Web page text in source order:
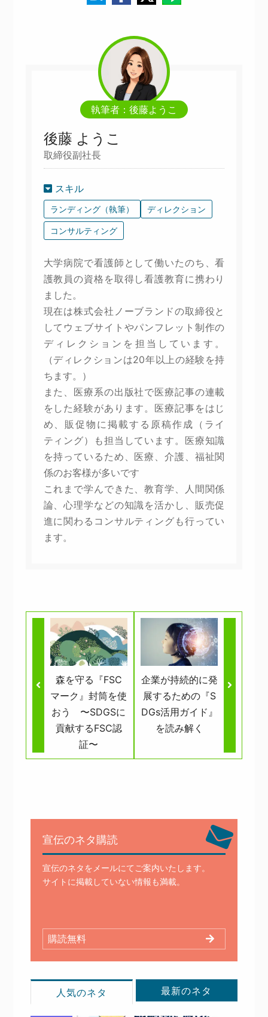
執筆者：後藤ようこ
後藤 ようこ
取締役副社長
スキル
ランディング（執筆） ディレクション
コンサルティング
大学病院で看護師として働いたのち、看
護教員の資格を取得し看護教育に携わり
ました。
現在は株式会社ノーブランドの取締役と
してウェブサイトやパンフレット制作の
ディレクションを担当しています。
（ディレクションは20年以上の経験を持
ちます。）
また、医療系の出版社で医療記事の連載
をした経験があります。医療記事をはじ
め、販促物に掲載する原稿作成（ライ
ティング）も担当しています。医療知識
を持っているため、医療、介護、福祉関
係のお客様が多いです
これまで学んできた、教育学、人間関係
論、心理学などの知識を活かし、販売促
進に関わるコンサルティングも行ってい
ます。
森を守る『FSC
マーク』封筒を使
おう 〜SDGSに
貢献するFSC認
証〜
企業が持続的に発
展するための『S
DGs活用ガイド』
を読み解く
宣伝のネタ購読
宣伝のネタをメールにてご案内いたします。
サイトに掲載していない情報も満載。
購読無料
人気のネタ 最新のネタ